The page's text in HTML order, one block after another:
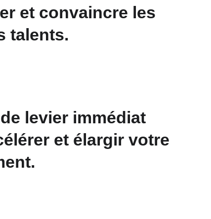
et convaincre les
talents.
levier immédiat
et élargir votre